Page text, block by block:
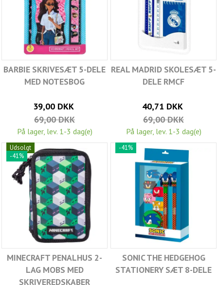
BARBIE SKRIVESÆT 5-DELE
MED NOTESBOG
39,00 DKK
69,00 DKK
På lager, lev. 1-3 dag(e)
REAL MADRID SKOLESÆT 5-
DELE RMCF
40,71 DKK
69,00 DKK
På lager, lev. 1-3 dag(e)
Udsolgt
-41%
MINECRAFT PENALHUS 2-
LAG MOBS MED
SKRIVEREDSKABER
-41%
SONIC THE HEDGEHOG
STATIONERY SÆT 8-DELE